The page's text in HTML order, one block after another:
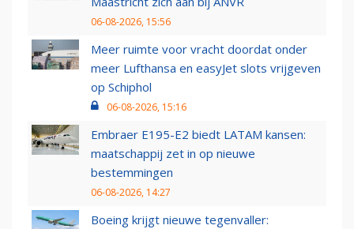
06-08-2026, 15:56
Meer ruimte voor vracht doordat onder
meer Lufthansa en easyJet slots vrijgeven
op Schiphol
06-08-2026, 15:16
Embraer E195-E2 biedt LATAM kansen:
maatschappij zet in op nieuwe
bestemmingen
06-08-2026, 14:27
Boeing krijgt nieuwe tegenvaller: